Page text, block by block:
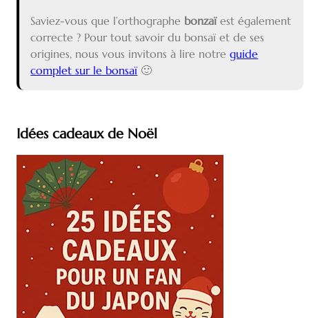
Idées cadeaux de Noël
Saviez-vous que l’orthographe bonzaïest également
correcte ? Pour tout savoir du bonsaï et de ses
origines, nous vous invitons à lire notreguide
complet sur le bonsaï 🙂